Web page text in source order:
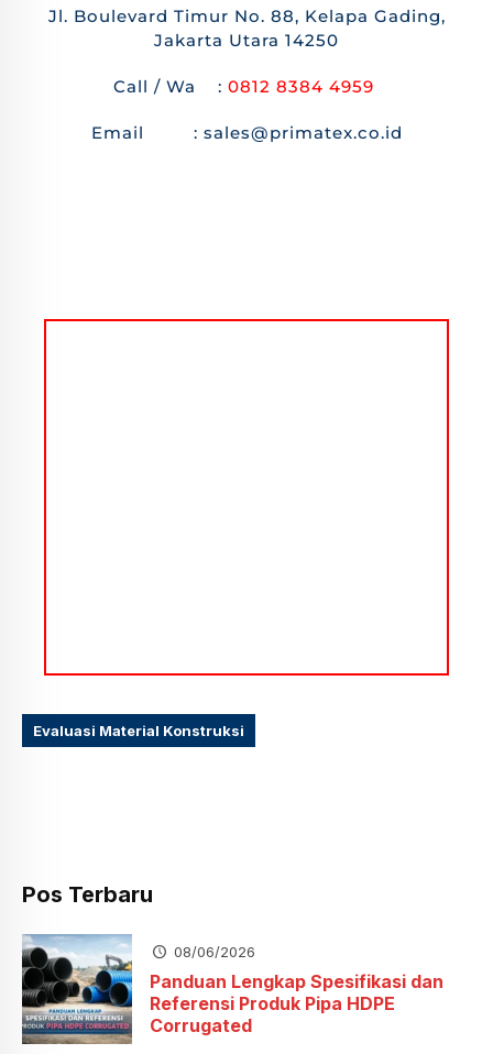
Jl. Boulevard Timur No. 88, Kelapa Gading,
Jakarta Utara 14250
Call / Wa : 0812 8384 4959
Email : sales@primatex.co.id
Evaluasi Material Konstruksi
Pos Terbaru
08/06/2026
Panduan Lengkap Spesifikasi dan
Referensi Produk Pipa HDPE
Corrugated